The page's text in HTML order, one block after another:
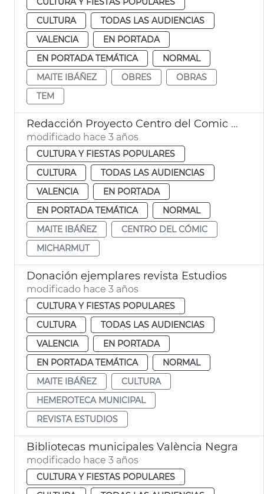
CULTURA
TODAS LAS AUDIENCIAS
VALENCIA
EN PORTADA
EN PORTADA TEMÁTICA
NORMAL
MAITE IBÁÑEZ
OBRES
OBRAS
TEM
Redacción Proyecto Centro del Comic Micharmut
modificado hace 3 años
CULTURA Y FIESTAS POPULARES
CULTURA
TODAS LAS AUDIENCIAS
VALENCIA
EN PORTADA
EN PORTADA TEMÁTICA
NORMAL
MAITE IBÁÑEZ
CENTRO DEL CÓMIC
MICHARMUT
Donación ejemplares revista Estudios
modificado hace 3 años
CULTURA Y FIESTAS POPULARES
CULTURA
TODAS LAS AUDIENCIAS
VALENCIA
EN PORTADA
EN PORTADA TEMÁTICA
NORMAL
MAITE IBÁÑEZ
CULTURA
HEMEROTECA MUNICIPAL
REVISTA ESTUDIOS
Bibliotecas municipales València Negra
modificado hace 3 años
CULTURA Y FIESTAS POPULARES